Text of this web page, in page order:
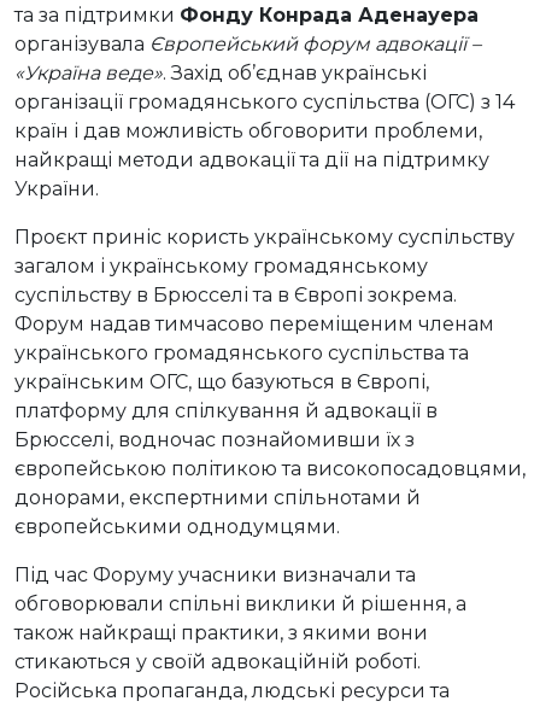
та за підтримки Фонду Конрада Аденауера
організувала Європейський форум адвокації –
«Україна веде». Захід об’єднав українські
організації громадянського суспільства (ОГС) з 14
країн і дав можливість обговорити проблеми,
найкращі методи адвокації та дії на підтримку
України.
Проєкт приніс користь українському суспільству
загалом і українському громадянському
суспільству в Брюсселі та в Європі зокрема.
Форум надав тимчасово переміщеним членам
українського громадянського суспільства та
українським ОГС, що базуються в Європі,
платформу для спілкування й адвокації в
Брюсселі, водночас познайомивши їх з
європейською політикою та високопосадовцями,
донорами, експертними спільнотами й
європейськими однодумцями.
Під час Форуму учасники визначали та
обговорювали спільні виклики й рішення, а
також найкращі практики, з якими вони
стикаються у своїй адвокаційній роботі.
Російська пропаганда, людські ресурси та